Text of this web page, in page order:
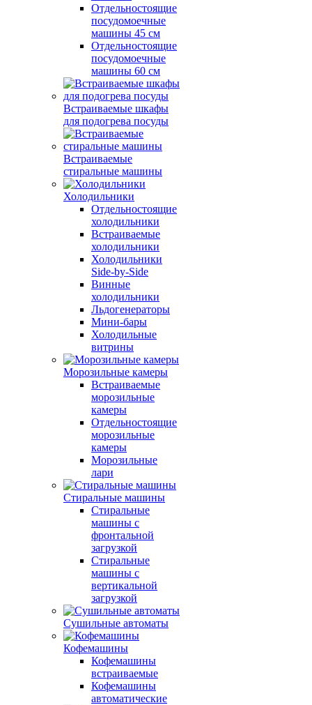
Отдельностоящие
посудомоечные
машины 45 см
Отдельностоящие
посудомоечные
машины 60 см
Встраиваемые шкафы
для подогрева посуды
Встраиваемые
стиральные машины
Холодильники
Отдельностоящие
холодильники
Встраиваемые
холодильники
Холодильники
Side-by-Side
Винные
холодильники
Льдогенераторы
Мини-бары
Холодильные
витрины
Морозильные камеры
Встраиваемые
морозильные
камеры
Отдельностоящие
морозильные
камеры
Морозильные
лари
Стиральные машины
Стиральные
машины с
фронтальной
загрузкой
Стиральные
машины с
вертикальной
загрузкой
Сушильные автоматы
Кофемашины
Кофемашины
встраиваемые
Кофемашины
автоматические